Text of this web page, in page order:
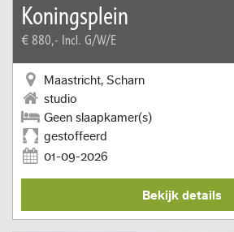
Koningsplein
€ 880,- Incl. G/W/E
Maastricht, Scharn
studio
Geen slaapkamer(s)
gestoffeerd
01-09-2026
Bekijk details